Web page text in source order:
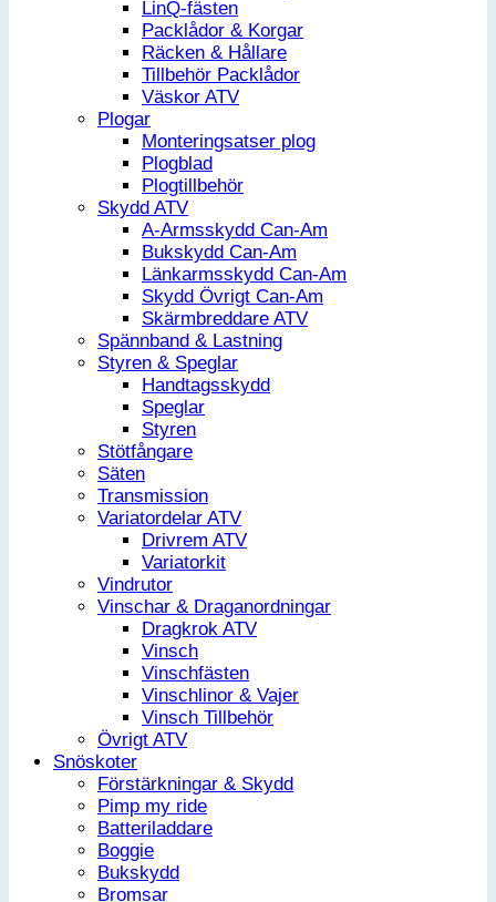
LinQ-fästen
Packlådor & Korgar
Räcken & Hållare
Tillbehör Packlådor
Väskor ATV
Plogar
Monteringsatser plog
Plogblad
Plogtillbehör
Skydd ATV
A-Armsskydd Can-Am
Bukskydd Can-Am
Länkarmsskydd Can-Am
Skydd Övrigt Can-Am
Skärmbreddare ATV
Spännband & Lastning
Styren & Speglar
Handtagsskydd
Speglar
Styren
Stötfångare
Säten
Transmission
Variatordelar ATV
Drivrem ATV
Variatorkit
Vindrutor
Vinschar & Draganordningar
Dragkrok ATV
Vinsch
Vinschfästen
Vinschlinor & Vajer
Vinsch Tillbehör
Övrigt ATV
Snöskoter
Förstärkningar & Skydd
Pimp my ride
Batteriladdare
Boggie
Bukskydd
Bromsar